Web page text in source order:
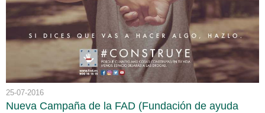
25-07-2016
Nueva Campaña de la FAD (Fundación de ayuda